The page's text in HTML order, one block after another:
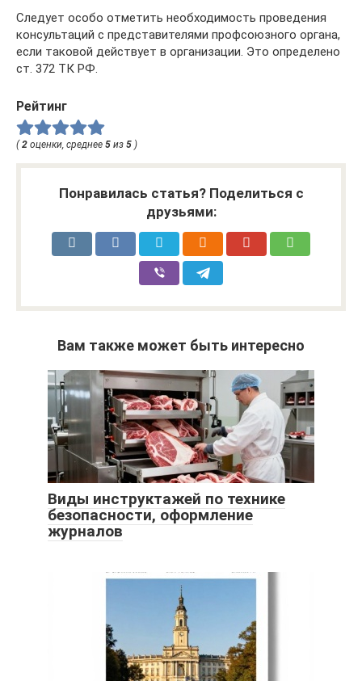
Следует особо отметить необходимость проведения
консультаций с представителями профсоюзного органа,
если таковой действует в организации. Это определено
ст. 372 ТК РФ.
Рейтинг
(2 оценки, среднее 5 из 5 )
Понравилась статья? Поделиться с
друзьями:
Вам также может быть интересно
Виды инструктажей по технике
безопасности, оформление
журналов